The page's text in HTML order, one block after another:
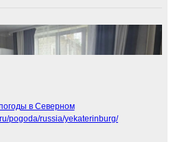
в Северном
pogoda/russia/yekaterinburg/